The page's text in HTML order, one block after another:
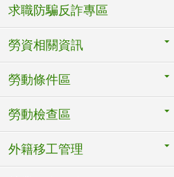
求職防騙反詐專區
勞資相關資訊
勞動條件區
勞動檢查區
外籍移工管理